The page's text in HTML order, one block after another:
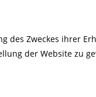
des Zweckes ihrer
der Website zu